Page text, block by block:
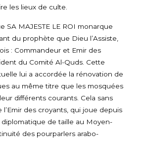
les lieux de culte.
SA MAJESTE LE ROI monarque
du prophète que Dieu l’Assiste,
: Commandeur et Emir des
du Comité Al-Quds. Cette
lui a accordée la rénovation de
au même titre que les mosquées
différents courants. Cela sans
des croyants, qui joue depuis
de taille au Moyen-
des pourparlers arabo-